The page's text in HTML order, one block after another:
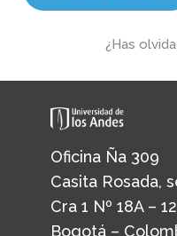
¿Has
Oficina Ña 309
Casita Rosada,
Cra 1 Nº 18A – 12
Bogotá –